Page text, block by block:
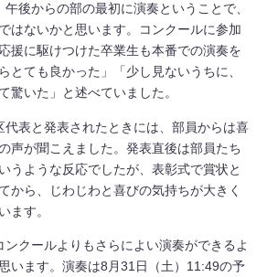
後からの部の最初に演奏ということで、
はないかと思います。コンクールに参加
援に駆けつけた卒業生も本番での演奏を
とても良かった」「少し見ないうちに、
驚いた」と述べていました。
代表と発表されたときには、部員からは喜
声が聞こえました。発表直後は部員たち
うような反応でしたが、表彰式で賞状と
から、じわじわと喜びの気持ちが大きく
ます。
クールよりもさらによい演奏ができるよ
います。演奏は8月31日（土）11:49の予